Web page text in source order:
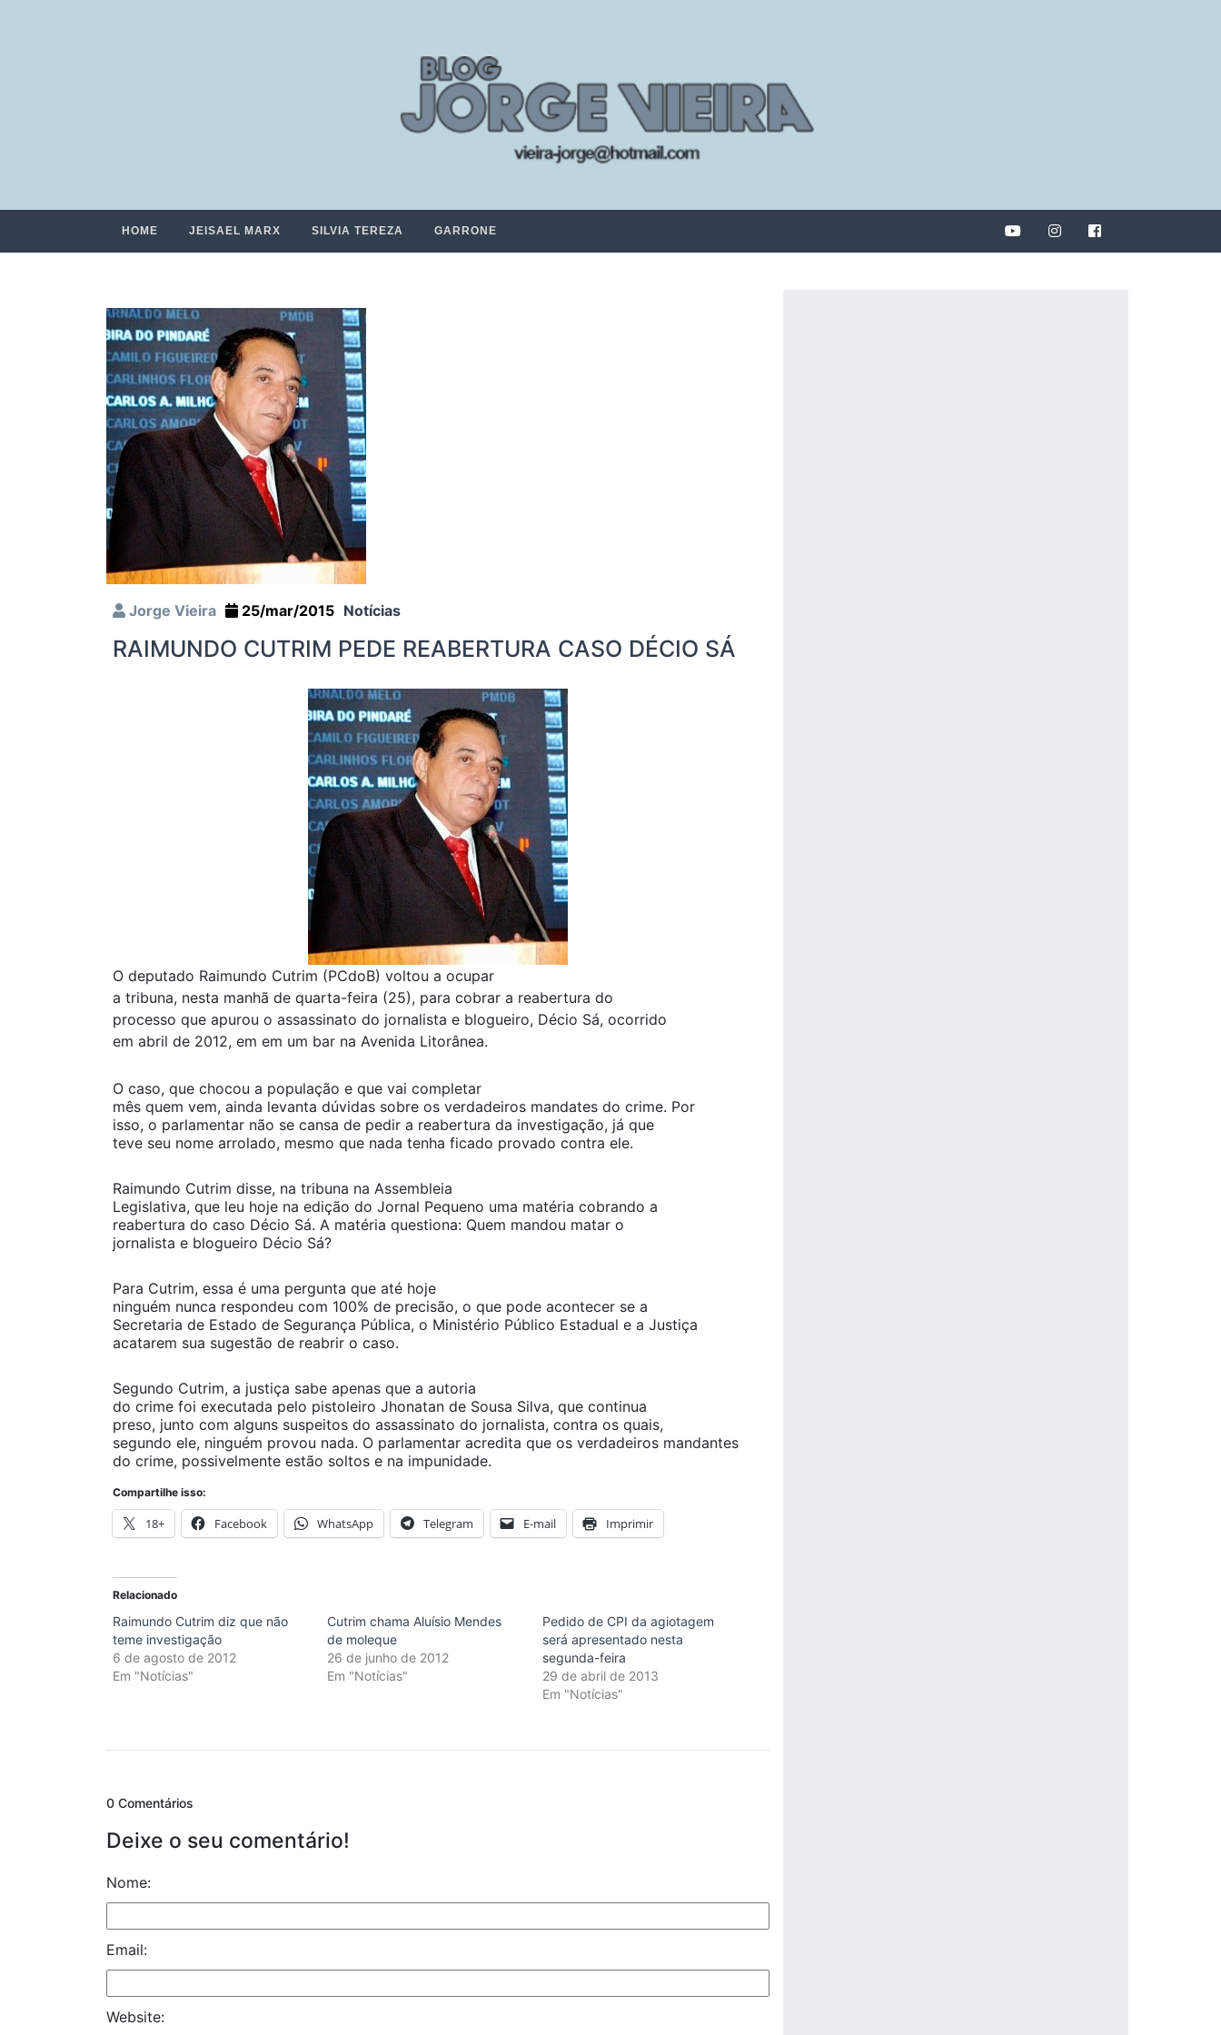
HOME JEISAEL MARX SILVIA TEREZA GARRONE
Jorge Vieira 25/mar/2015 Notícias
RAIMUNDO CUTRIM PEDE REABERTURA CASO DÉCIO SÁ
O deputado Raimundo Cutrim (PCdoB) voltou a ocupar
a tribuna, nesta manhã de quarta-feira (25), para cobrar a reabertura do
processo que apurou o assassinato do jornalista e blogueiro, Décio Sá, ocorrido
em abril de 2012, em em um bar na Avenida Litorânea.
O caso, que chocou a população e que vai completar
mês quem vem, ainda levanta dúvidas sobre os verdadeiros mandates do crime. Por
isso, o parlamentar não se cansa de pedir a reabertura da investigação, já que
teve seu nome arrolado, mesmo que nada tenha ficado provado contra ele.
Raimundo Cutrim disse, na tribuna na Assembleia
Legislativa, que leu hoje na edição do Jornal Pequeno uma matéria cobrando a
reabertura do caso Décio Sá. A matéria questiona: Quem mandou matar o
jornalista e blogueiro Décio Sá?
Para Cutrim, essa é uma pergunta que até hoje
ninguém nunca respondeu com 100% de precisão, o que pode acontecer se a
Secretaria de Estado de Segurança Pública, o Ministério Público Estadual e a Justiça
acatarem sua sugestão de reabrir o caso.
Segundo Cutrim, a justiça sabe apenas que a autoria
do crime foi executada pelo pistoleiro Jhonatan de Sousa Silva, que continua
preso, junto com alguns suspeitos do assassinato do jornalista, contra os quais,
segundo ele, ninguém provou nada. O parlamentar acredita que os verdadeiros mandantes
do crime, possivelmente estão soltos e na impunidade.
Compartilhe isso:
18+ Facebook WhatsApp Telegram E-mail Imprimir
Relacionado
Raimundo Cutrim diz que não
teme investigação
6 de agosto de 2012
Em "Notícias"
Cutrim chama Aluísio Mendes
de moleque
26 de junho de 2012
Em "Notícias"
Pedido de CPI da agiotagem
será apresentado nesta
segunda-feira
29 de abril de 2013
Em "Notícias"
0 Comentários
Deixe o seu comentário!
Nome:
Email:
Website: